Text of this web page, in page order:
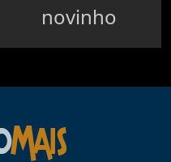
novinho